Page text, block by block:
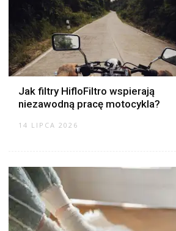
Jak filtry HifloFiltro wspierają
niezawodną pracę motocykla?
14 LIPCA 2026